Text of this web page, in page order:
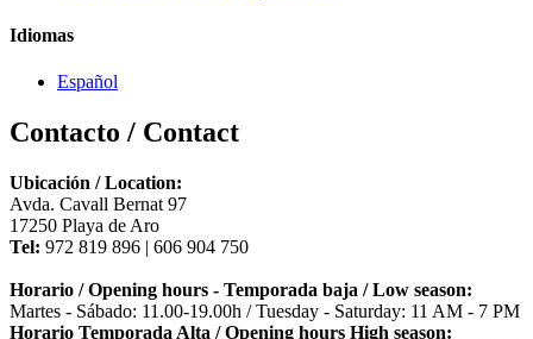
Idiomas
Español
Contacto / Contact
Ubicación / Location:
Avda. Cavall Bernat 97
17250 Playa de Aro
Tel: 972 819 896 | 606 904 750
Horario / Opening hours - Temporada baja / Low season:
Martes - Sábado: 11.00-19.00h / Tuesday - Saturday: 11 AM - 7 PM
Horario Temporada Alta / Opening hours High season: